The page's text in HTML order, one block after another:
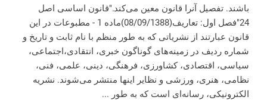
باشند. تفصیل آنرا قانون معین می‌کند."‌قانون اساسی اصل
24"‌فصل اول: تعاریف(08/09/1388)‌ماده 1 - مطبوعات در این
قانون عبارتند از نشریاتی که به طور منظم با نام ثابت و تاریخ و
شماره ردیف در زمینه‌های گوناگون خبری، انتقادی،‌اجتماعی،
سیاسی، اقتصادی، کشاورزی، فرهنگی، دینی، علمی، فنی،
نظامی، هنری، ورزشی و نظایر اینها منتشر می‌شوند. نشریه
الکترونیکی، رسانه‌ای است که به طور ...